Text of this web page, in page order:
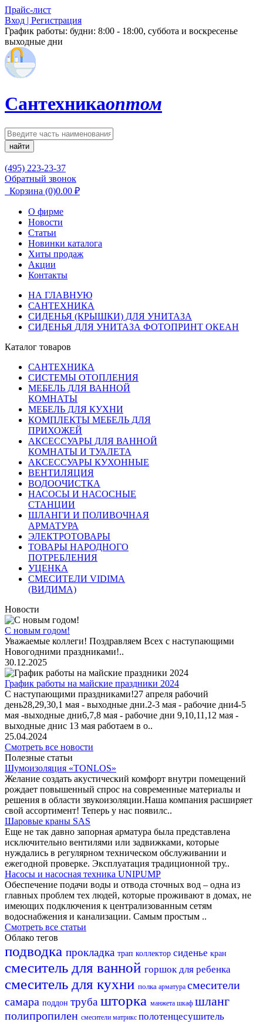
Прайс-лист
Вход | Регистрация
График работы: будни: 8:00 - 18:00, суббота и воскресенье
выходные дни
Сантехникаоптом
найти
(495) 223-23-37
Обратный звонок
Корзина (0)0.00 ₽
О фирме
Новости
Статьи
Новинки каталога
Хиты продаж
Акции
Контакты
НА ГЛАВНУЮ
САНТЕХНИКА
СИДЕНЬЯ (КРЫШКИ) ДЛЯ УНИТАЗА
СИДЕНЬЯ ДЛЯ УНИТАЗА ФОТОПРИНТ ОКЕАН
Каталог товаров
САНТЕХНИКА
СИСТЕМЫ ОТОПЛЕНИЯ
МЕБЕЛЬ ДЛЯ ВАННОЙ
КОМНАТЫ
МЕБЕЛЬ ДЛЯ КУХНИ
КОМПЛЕКТЫ МЕБЕЛЬ ДЛЯ
ПРИХОЖЕЙ
АКСЕССУАРЫ ДЛЯ ВАННОЙ
КОМНАТЫ И ТУАЛЕТА
АКСЕССУАРЫ КУХОННЫЕ
ВЕНТИЛЯЦИЯ
ВОДООЧИСТКА
НАСОСЫ И НАСОСНЫЕ
СТАНЦИИ
ШЛАНГИ И ПОЛИВОЧНАЯ
АРМАТУРА
ЭЛЕКТРОТОВАРЫ
ТОВАРЫ НАРОДНОГО
ПОТРЕБЛЕНИЯ
УЦЕНКА
СМЕСИТЕЛИ VIDIMA
(ВИДИМА)
Новости
С новым годом!
Уважаемые коллеги! Поздравляем Всех с наступающими
Новогодними праздниками!..
30.12.2025
График работы на майские праздники 2024
С наступающими праздниками!27 апреля рабочий
день28,29,30,1 мая - выходные дни.2-3 мая - рабочие дни4-5
мая -выходные дни6,7,8 мая - рабочие дни 9,10,11,12 мая -
выходные днис 13 мая работаем в о..
25.04.2024
Смотреть все новости
Полезные статьи
Шумоизоляция «TONLOS»
Желание создать акустический комфорт внутри помещений
рождает повышенный спрос на современные материалы и
решения в области звукоизоляции.Наша компания расширяет
свой ассортимент! Теперь у нас появилс..
Шаровые краны SAS
Еще не так давно запорная арматура была представлена
исключительно вентилями или задвижками, которые
нуждались в регулярном техническом обслуживании и
ежегодной проверке. Эксплуатация традиционной тру..
Насосы и насосная техника UNIPUMP
Обеспечение подачи воды и отвода сточных вод – одна из
главных проблем тех людей, которые проживают в домах, не
имеющих подключения к централизованным сетям
водоснабжения и канализации. Самым простым ..
Смотреть все статьи
Облако тегов
подводка прокладка трап коллектор сиденье кран
смеситель для ванной горшок для ребенка
смеситель для кухни полка арматура смесители
самара поддон труба шторка манжета шкаф шланг
полипропилен смесители матрикс полотенцесушитель